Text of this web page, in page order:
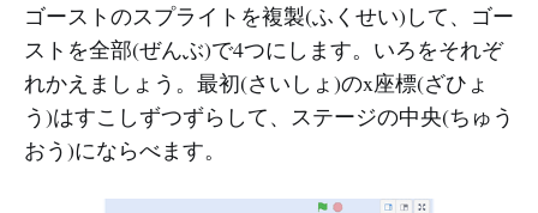
ゴーストのスプライトを複製(ふくせい)して、ゴー
ストを全部(ぜんぶ)で4つにします。いろをそれぞ
れかえましょう。最初(さいしょ)のx座標(ざひょ
う)はすこしずつずらして、ステージの中央(ちゅう
おう)にならべます。